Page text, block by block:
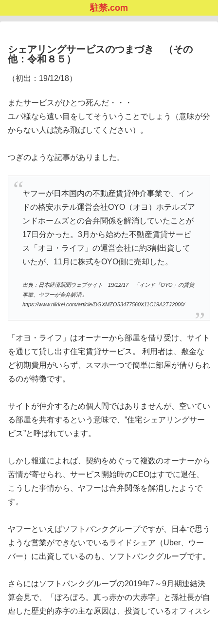
駐禁.com
シェアリングサービスのつまづき （その
他：令和８５）
（初出：19/12/18）
またサービスがひとつ死んだ・・・
ユパ様なら遠い目をしてそういうことでしょう（意味が分
からない人は読み飛ばしてください）。
つぎのような記事がありました。
ヤフーが日本国内の不動産賃貸仲介事業で、イン
ドの格安ホテル運営会社OYO（オヨ）ホテルズア
ンドホームズとの合弁関係を解消していたことが
17日分かった。3月から始めた不動産賃貸サービ
ス「オヨ・ライフ」の運営会社に約3割出資して
いたが、11月に株式をOYO側に売却した。
出典：日本経済新聞ウェブサイト 19/12/17 「インド「OYO」の賃貸
事業、ヤフーが合弁解消」
https://www.nikkei.com/article/DGXMZO53477560X11C19A2TJ2000/
「オヨ・ライフ」はオーナーから部屋を借り受け、サイト
を通じて貸し出す住宅賃貸サービス。 利用者は、敷金な
ど初期費用がいらず、スマホ一つで簡単に部屋が借りられ
るのが特徴です。
サイトが仲介するため個人間ではありませんが、空いてい
る部屋を共有するという意味で、”住宅シェアリングサー
ビス”と呼ばれています。
しかし報道によれば、契約をめぐって複数のオーナーから
苦情が寄せられ、サービス開始時のCEOはすでに退任、
こうした事情から、ヤフーは合弁関係を解消したようで
す。
ヤフーといえばソフトバンクグループですが、日本で思う
ような営業ができないでいるライドシェア（Uber、ウー
バー）に出資しているのも、ソフトバンクグループです。
さらにはソフトバンクグループの2019年7～9月期連結決
算会見で、「ぼろぼろ。真っ赤かの大赤字」と孫社長が自
虐した歴史的赤字の主な原因は、投資しているオフィスシ